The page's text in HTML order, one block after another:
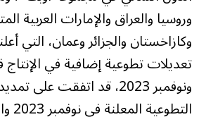
وروسيا والعراق والإمارات العربية
وكازاخستان والجزائر وعمان، التي
تعديلات تطوعية إضافية في
ونوفمبر 2023، قد اتفقت على